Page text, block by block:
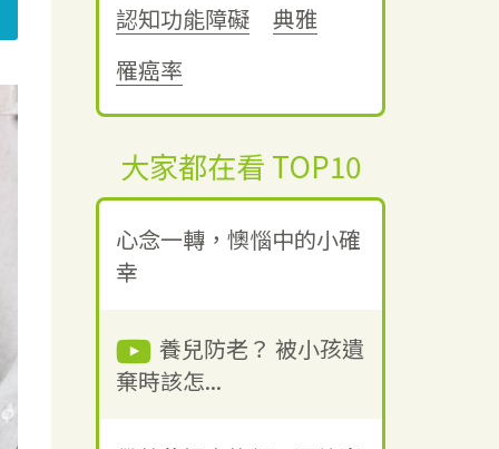
認知功能障礙
典雅
罹癌率
大家都在看 TOP10
心念一轉，懊惱中的小確
幸
養兒防老？ 被小孩遺
棄時該怎...